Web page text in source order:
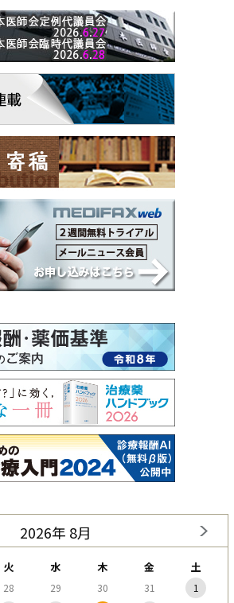
2026年 8月
火 水 木 金 土
28 29 30 31
1